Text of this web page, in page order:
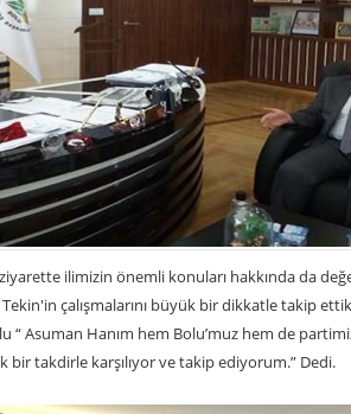
ziyarette ilimizin önemli konuları hakkında da
çalışmalarını büyük bir dikkatle takip
“ Asuman Hanım hem Bolu’muz hem de
bir takdirle karşılıyor ve takip ediyorum.” Dedi.